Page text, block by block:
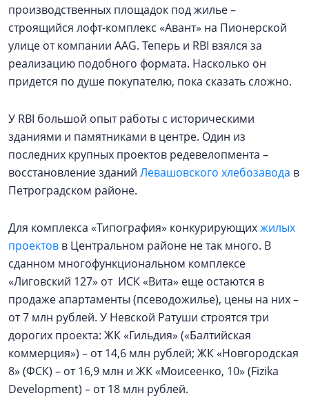
производственных площадок под жилье –
строящийся лофт-комплекс «Авант» на Пионерской
улице от компании AAG. Теперь и RBI взялся за
реализацию подобного формата. Насколько он
придется по душе покупателю, пока сказать сложно.
У RBI большой опыт работы с историческими
зданиями и памятниками в центре. Один из
последних крупных проектов редевелопмента –
восстановление зданий Левашовского хлебозавода в
Петроградском районе.
Для комплекса «Типография» конкурирующихжилых
проектов в Центральном районе не так много. В
сданном многофункциональном комплексе
«Лиговский 127» от ИСК «Вита» еще остаются в
продаже апартаменты (псеводожилье), цены на них –
от 7 млн рублей. У Невской Ратуши строятся три
дорогих проекта: ЖК «Гильдия» («Балтийская
коммерция») – от 14,6 млн рублей; ЖК «Новгородская
8» (ФСК) – от 16,9 млн и ЖК «Моисеенко, 10» (Fizika
Development) – от 18 млн рублей.